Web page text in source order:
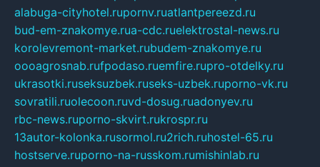
alabuga-cityhotel.rupornv.ruatlantpereezd.ru
bud-em-znakomye.rua-cdc.ruelektrostal-news.ru
korolevremont-market.rubudem-znakomye.ru
oooagrosnab.rufpodaso.ruemfire.rupro-otdelky.ru
ukrasotki.ruseksuzbek.ruseks-uzbek.ruporno-vk.ru
sovratili.ruolecoon.ruvd-dosug.ruadonyev.ru
rbc-news.ruporno-skvirt.rukrospr.ru
13autor-kolonka.rusormol.ru2rich.ruhostel-65.ru
hostserve.ruporno-na-russkom.rumishinlab.ru